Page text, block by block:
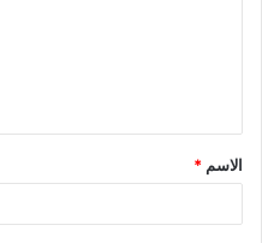
ق
*
الاسم *